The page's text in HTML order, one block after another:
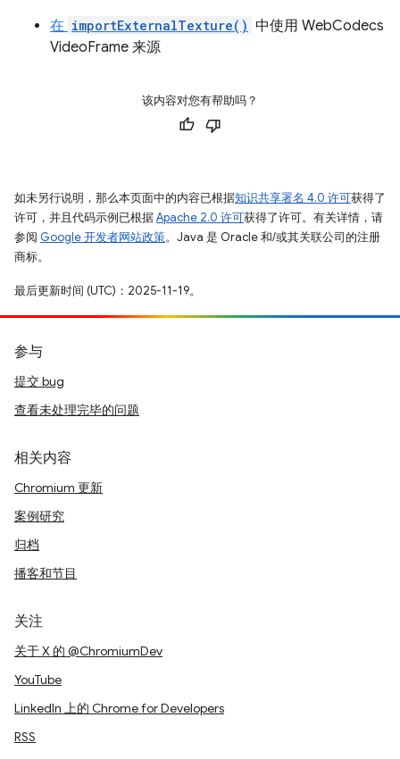
在 importExternalTexture() 中使用 WebCodecs
VideoFrame 来源
该内容对您有帮助吗？
如未另行说明，那么本页面中的内容已根据知识共享署名 4.0 许可获得了
许可，并且代码示例已根据Apache 2.0 许可获得了许可。有关详情，请
参阅 Google 开发者网站政策。Java 是 Oracle 和/或其关联公司的注册
商标。
最后更新时间 (UTC)：2025-11-19。
参与
提交 bug
查看未处理完毕的问题
相关内容
Chromium 更新
案例研究
归档
播客和节目
关注
关于 X 的 @ChromiumDev
YouTube
LinkedIn 上的 Chrome for Developers
RSS